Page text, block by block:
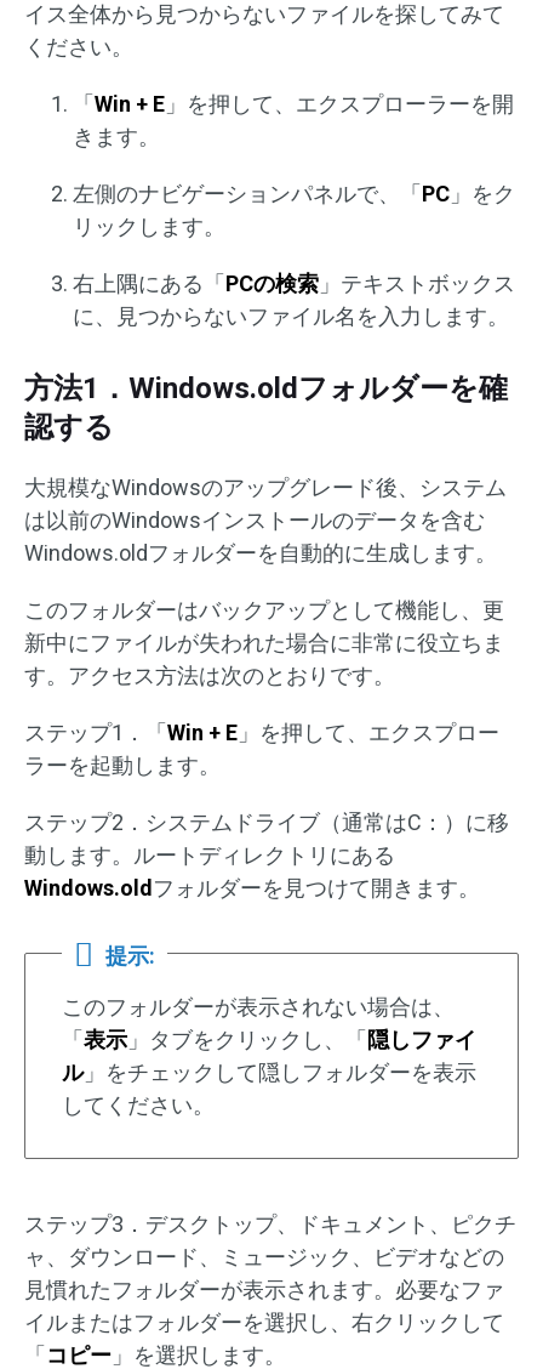
イス全体から見つからないファイルを探してみて
ください。
「 Win + E 」を押して、エクスプローラーを開
きます。
左側のナビゲーションパネルで、「 PC 」をク
リックします。
右上隅にある「 PCの検索 」テキストボックス
に、見つからないファイル名を入力します。
方法1．Windows.oldフォルダーを確
認する
大規模なWindowsのアップグレード後、システム
は以前のWindowsインストールのデータを含む
Windows.oldフォルダーを自動的に生成します。
このフォルダーはバックアップとして機能し、更
新中にファイルが失われた場合に非常に役立ちま
す。アクセス方法は次のとおりです。
ステップ1．「 Win + E 」を押して、エクスプロー
ラーを起動します。
ステップ2．システムドライブ（通常はC：）に移
動します。ルートディレクトリにある
Windows.old フォルダーを見つけて開きます。
提示:
このフォルダーが表示されない場合は、
「 表示 」タブをクリックし、「 隠しファイ
ル」をチェックして隠しフォルダーを表示
してください。
ステップ3．デスクトップ、ドキュメント、ピクチ
ャ、ダウンロード、ミュージック、ビデオなどの
見慣れたフォルダーが表示されます。必要なファ
イルまたはフォルダーを選択し、右クリックして
「 コピー 」を選択します。